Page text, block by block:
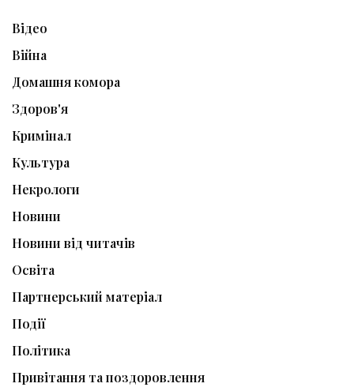
Відео
Війна
Домашня комора
Здоров'я
Кримінал
Культура
Некрологи
Новини
Новини від читачів
Освіта
Партнерський матеріал
Події
Політика
Привітання та поздоровлення